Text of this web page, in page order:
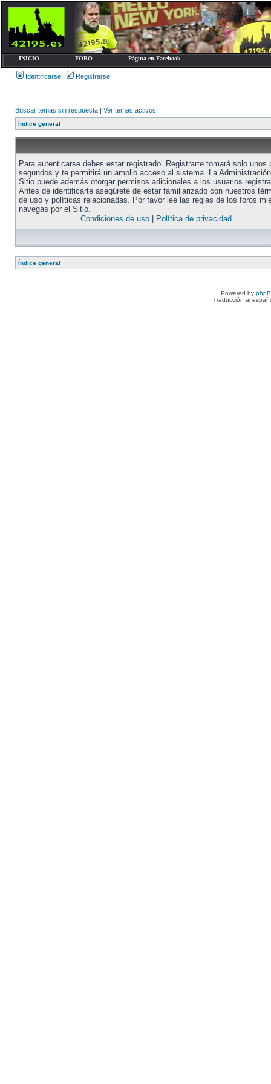
INICIO FORO Página en Facebook
Identificarse Registrarse
Buscar temas sin respuesta | Ver temas activos
Índice general
Para autenticarse debes estar registrado. Registrarte tomará solo unos
segundos y te permitirá un amplio acceso al sistema. La
Sitio puede además otorgar permisos adicionales a los usuarios
Antes de identificarte asegúrete de estar familiarizado con nuestros
de uso y políticas relacionadas. Por favor lee las reglas de los foros
navegas por el Sitio.
Condiciones de uso| Política de privacidad
Índice general
Powered by
Traducción al